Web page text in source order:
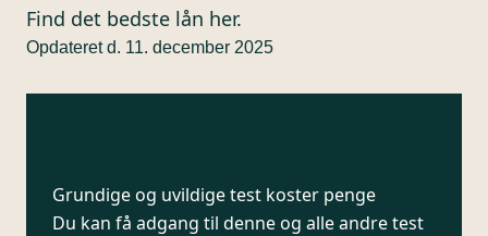
Find det bedste lån her.
Opdateret d. 11. december 2025
Grundige og uvildige test koster penge
Du kan få adgang til denne og alle andre test